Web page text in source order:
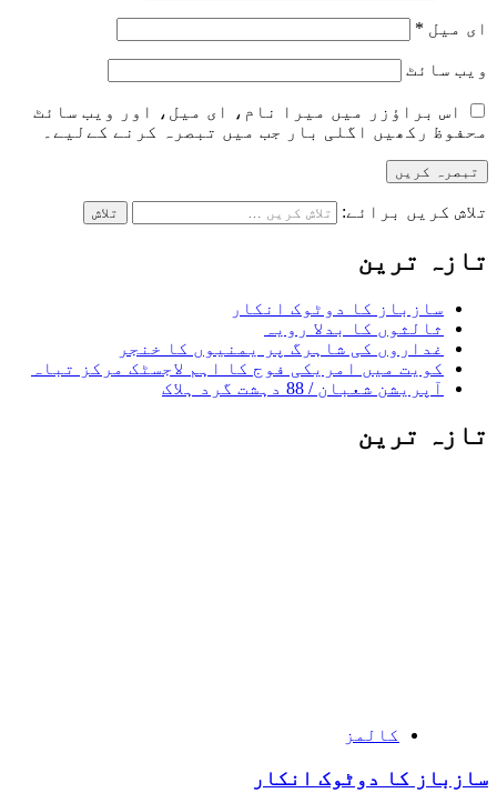
ای میل *
ویب‌ سائٹ
اس براؤزر میں میرا نام، ای میل، اور ویب سائٹ
محفوظ رکھیں اگلی بار جب میں تبصرہ کرنے کےلیے۔
تلاش کریں برائے:
تازہ ترین
سازباز کا دوٹوک انکار
ثالثوں کا بدلا رویہ
غداروں کی شاہرگ پر یمنیوں کا خنجر
کویت میں امریکی فوج کا اہم لاجسٹک مرکز تباہ
آپریشن شعبان / 88 دہشت گرد ہلاک
تازہ ترین
کالمز
سازباز کا دوٹوک انکار